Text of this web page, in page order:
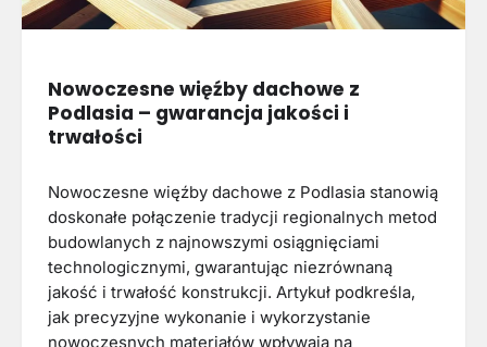
Nowoczesne więźby dachowe z
Podlasia – gwarancja jakości i
trwałości
Nowoczesne więźby dachowe z Podlasia stanowią
doskonałe połączenie tradycji regionalnych metod
budowlanych z najnowszymi osiągnięciami
technologicznymi, gwarantując niezrównaną
jakość i trwałość konstrukcji. Artykuł podkreśla,
jak precyzyjne wykonanie i wykorzystanie
nowoczesnych materiałów wpływają na